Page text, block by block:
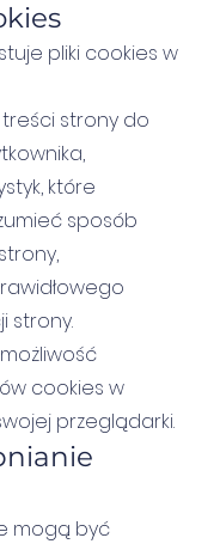
pliki cookies w
strony do
które
sposób
strony.
cookies w
przeglądarki.
mogą być